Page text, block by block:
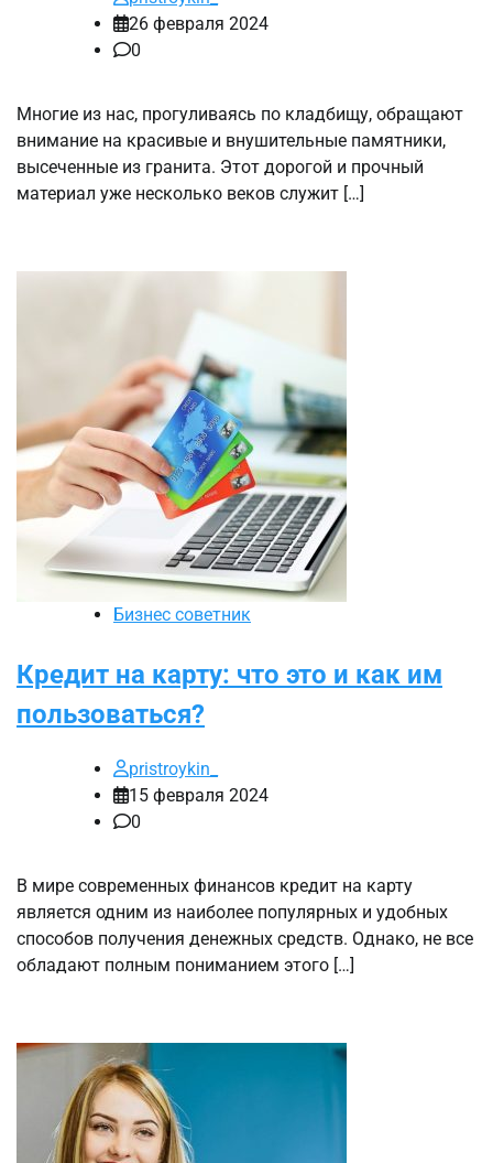
26 февраля 2024
0
Многие из нас, прогуливаясь по кладбищу, обращают
внимание на красивые и внушительные памятники,
высеченные из гранита. Этот дорогой и прочный
материал уже несколько веков служит […]
Бизнес советник
Кредит на карту: что это и как им
пользоваться?
pristroykin_
15 февраля 2024
0
В мире современных финансов кредит на карту
является одним из наиболее популярных и удобных
способов получения денежных средств. Однако, не все
обладают полным пониманием этого […]